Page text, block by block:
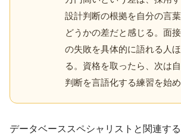
設計判断の根拠を自分の言
どうかの差だと感じる。面
の失敗を具体的に語れる人
る。資格を取ったら、次は
判断を言語化する練習を始め
データベーススペシャリストと関連す